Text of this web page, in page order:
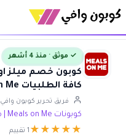
✓ موثق · منذ 4 أشهر
كافة الطلبيات Meals on Me
فريق تحرير كوبون وافي
كوبونات Meals on Me | ميلز اون مي
★
★
★
★
★ 1 تقييم